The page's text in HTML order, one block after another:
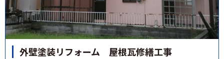
外壁塗装リフォーム 屋根瓦修繕工事